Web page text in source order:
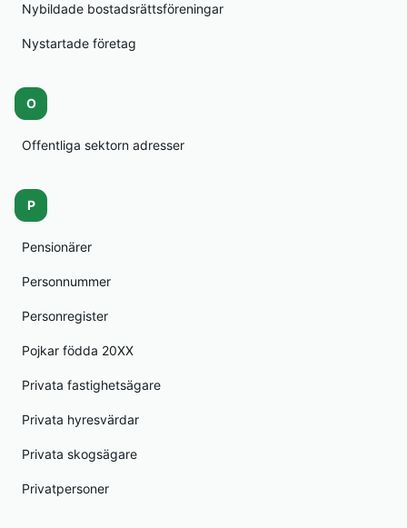
Nybildade bostadsrättsföreningar
Nystartade företag
O
Offentliga sektorn adresser
P
Pensionärer
Personnummer
Personregister
Pojkar födda 20XX
Privata fastighetsägare
Privata hyresvärdar
Privata skogsägare
Privatpersoner